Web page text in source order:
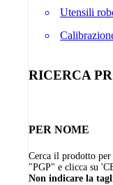
Utensili
RICERCA
PER NOME
Cerca il prodotto per
"PGP" e clicca su
Non indicare la